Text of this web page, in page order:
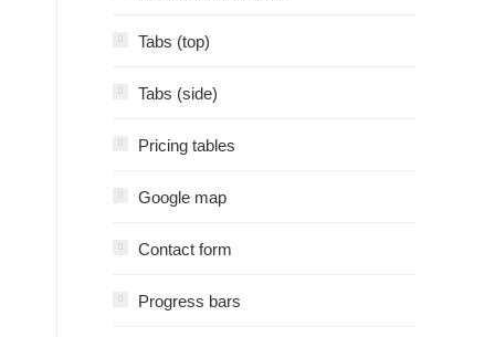
Tabs (top)
Tabs (side)
Pricing tables
Google map
Contact form
Progress bars